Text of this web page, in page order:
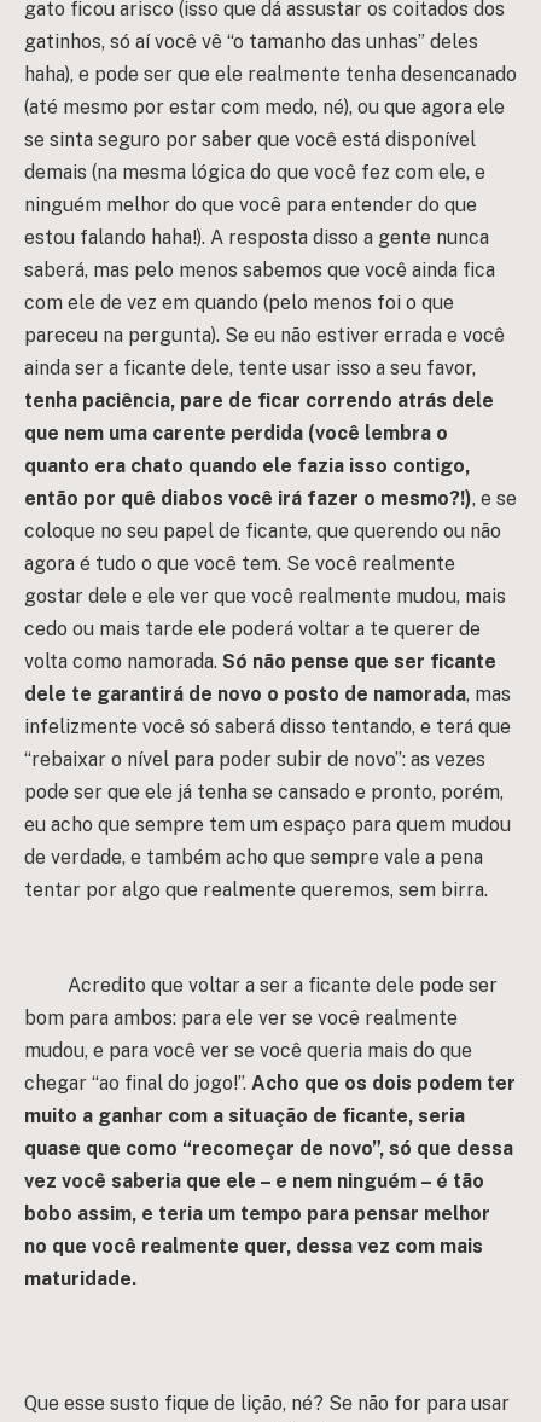
gato ficou arisco (isso que dá assustar os coitados dos
gatinhos, só aí você vê “o tamanho das unhas” deles
haha), e pode ser que ele realmente tenha desencanado
(até mesmo por estar com medo, né), ou que agora ele
se sinta seguro por saber que você está disponível
demais (na mesma lógica do que você fez com ele, e
ninguém melhor do que você para entender do que
estou falando haha!). A resposta disso a gente nunca
saberá, mas pelo menos sabemos que você ainda fica
com ele de vez em quando (pelo menos foi o que
pareceu na pergunta). Se eu não estiver errada e você
ainda ser a ficante dele, tente usar isso a seu favor,
tenha paciência, pare de ficar correndo atrás dele
que nem uma carente perdida (você lembra o
quanto era chato quando ele fazia isso contigo,
então por quê diabos você irá fazer o mesmo?!), e se
coloque no seu papel de ficante, que querendo ou não
agora é tudo o que você tem. Se você realmente
gostar dele e ele ver que você realmente mudou, mais
cedo ou mais tarde ele poderá voltar a te querer de
volta como namorada. Só não pense que ser ficante
dele te garantirá de novo o posto de namorada, mas
infelizmente você só saberá disso tentando, e terá que
“rebaixar o nível para poder subir de novo”: as vezes
pode ser que ele já tenha se cansado e pronto, porém,
eu acho que sempre tem um espaço para quem mudou
de verdade, e também acho que sempre vale a pena
tentar por algo que realmente queremos, sem birra.
Acredito que voltar a ser a ficante dele pode ser
bom para ambos: para ele ver se você realmente
mudou, e para você ver se você queria mais do que
chegar “ao final do jogo!”. Acho que os dois podem ter
muito a ganhar com a situação de ficante, seria
quase que como “recomeçar de novo”, só que dessa
vez você saberia que ele – e nem ninguém – é tão
bobo assim, e teria um tempo para pensar melhor
no que você realmente quer, dessa vez com mais
maturidade.
Que esse susto fique de lição, né? Se não for para usar